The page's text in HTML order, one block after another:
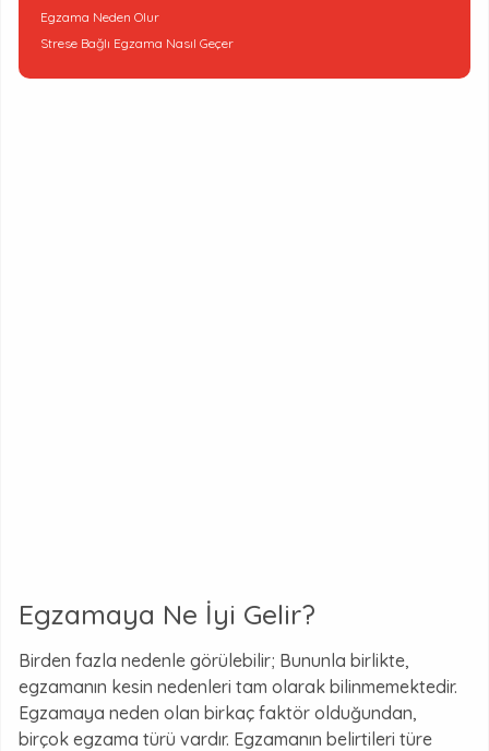
Egzama Neden Olur
Strese Bağlı Egzama Nasıl Geçer
Egzamaya Ne İyi Gelir?
Birden fazla nedenle görülebilir; Bununla birlikte,
egzamanın kesin nedenleri tam olarak bilinmemektedir.
Egzamaya neden olan birkaç faktör olduğundan,
birçok egzama türü vardır. Egzamanın belirtileri türe